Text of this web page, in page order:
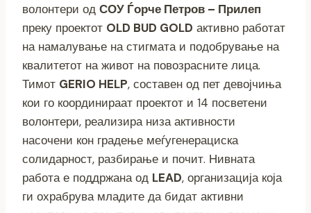
волонтери од СОУ Ѓорче Петров – Прилеп
преку проектот OLD BUD GOLD активно работат
на намалување на стигмата и подобрување на
квалитетот на живот на повозрасните лица.
Тимот GERIO HELP, составен од пет девојчиња
кои го координираат проектот и 14 посветени
волонтери, реализира низа активности
насочени кон градење меѓугенерациска
солидарност, разбирање и почит. Нивната
работа е поддржана од LEAD, организација која
ги охрабрува младите да бидат активни